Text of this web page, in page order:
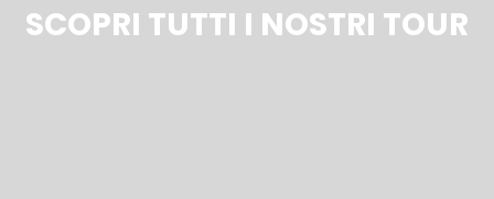
SCOPRI TUTTI I NOSTRI TOUR